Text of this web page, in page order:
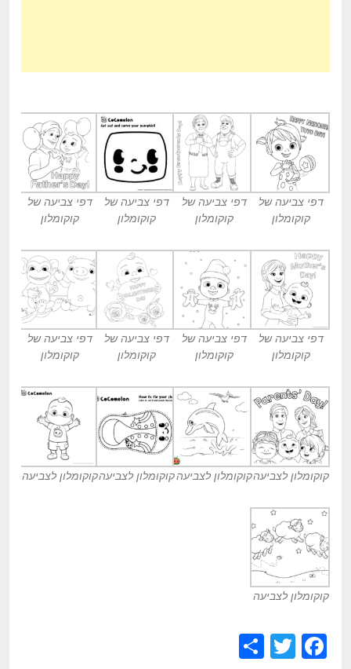
דפי צביעה של
קוקומלון
דפי צביעה של
קוקומלון
דפי צביעה של
קוקומלון
דפי צביעה של
קוקומלון
דפי צביעה של
קוקומלון
דפי צביעה של
קוקומלון
דפי צביעה של
קוקומלון
דפי צביעה של
קוקומלון
קוקומלון לצביעהקוקומלון לצביעהקוקומלון לצביעהקוקומלון לצביעה
קוקומלון לצביעה
F
T